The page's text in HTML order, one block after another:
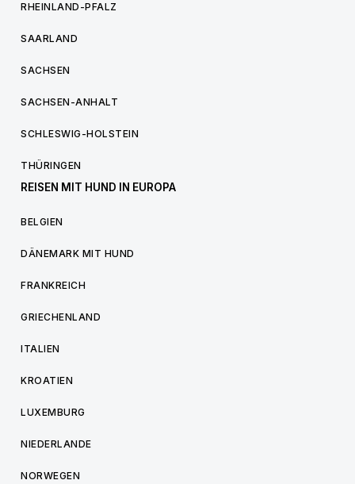
RHEINLAND-PFALZ
SAARLAND
SACHSEN
SACHSEN-ANHALT
SCHLESWIG-HOLSTEIN
THÜRINGEN
REISEN MIT HUND IN EUROPA
BELGIEN
DÄNEMARK MIT HUND
FRANKREICH
GRIECHENLAND
ITALIEN
KROATIEN
LUXEMBURG
NIEDERLANDE
NORWEGEN